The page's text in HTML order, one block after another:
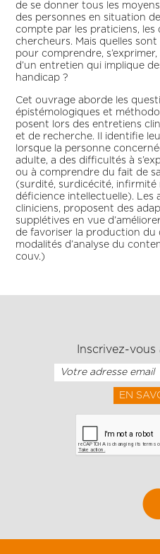
de se donner tous les
des personnes en situation
compte par les praticiens, les
chercheurs. Mais quelles
pour comprendre,
d’un entretien qui implique
handicap ?
Cet ouvrage aborde les
épistémologiques et
posent lors des entretiens
et de recherche. Il identifie
lorsque la personne
adulte, a des difficultés à
ou à comprendre du fait de
(surdité, surdicécité, infirmité
déficience intellectuelle). Les
cliniciens, proposent des
supplétives en vue
de favoriser la production du
modalités d’analyse du
couv.)
Inscrivez-
EN